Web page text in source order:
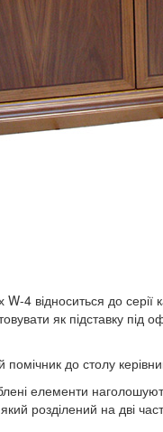
4 відноситься до
як підставку під
помічник до столу
елементи
розділений на дві